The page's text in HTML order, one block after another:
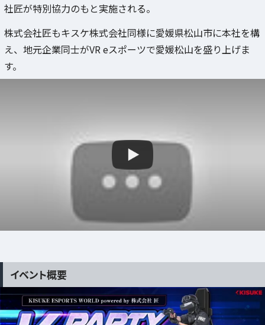
社匠が特別協力のもと実施される。
株式会社匠もキスケ株式会社同様に愛媛県松山市に本社を構
え、地元企業同士がVR eスポーツで愛媛松山を盛り上げま
す。
イベント概要